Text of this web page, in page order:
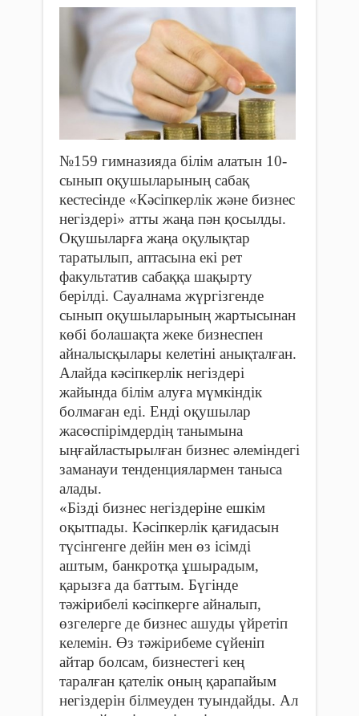
№159 гимназияда білім алатын 10-
сынып оқушыларының сабақ
кестесінде «Кәсіпкерлік және бизнес
негіздері» атты жаңа пән қосылды.
Оқушыларға жаңа оқулықтар
таратылып, аптасына екі рет
факультатив сабаққа шақырту
берілді. Сауалнама жүргізгенде
сынып оқушыларының жартысынан
көбі болашақта жеке бизнеспен
айналысқылары келетіні анықталған.
Алайда кәсіпкерлік негіздері
жайында білім алуға мүмкіндік
болмаған еді. Енді оқушылар
жасөспірімдердің танымына
ыңғайластырылған бизнес әлеміндегі
заманауи тенденциялармен таныса
алады.
«Бізді бизнес негіздеріне ешкім
оқытпады. Кәсіпкерлік қағидасын
түсінгенге дейін мен өз ісімді
аштым, банкротқа ұшырадым,
қарызға да баттым. Бүгінде
тәжірибелі кәсіпкерге айналып,
өзгелерге де бизнес ашуды үйретіп
келемін. Өз тәжірибеме сүйеніп
айтар болсам, бизнестегі кең
таралған қателік оның қарапайым
негіздерін білмеуден туындайды. Ал